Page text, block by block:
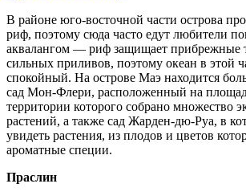
В районе юго-восточной части острова
риф, поэтому сюда часто едут любители
аквалангом — риф защищает прибрежные
сильных приливов, поэтому океан в этой
спокойный. На острове Маэ находится
сад Мон-Флери, расположенный на
территории которого собрано множество
растений, а также сад Жарден-дю-Руа, в
увидеть растения, из плодов и цветов
ароматные специи.
Праслин